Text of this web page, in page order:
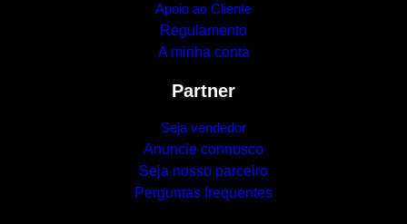
Apoio ao Cliente
Regulamento
A minha conta
Partner
Seja vendedor
Anuncie connosco
Seja nosso parceiro
Perguntas frequentes